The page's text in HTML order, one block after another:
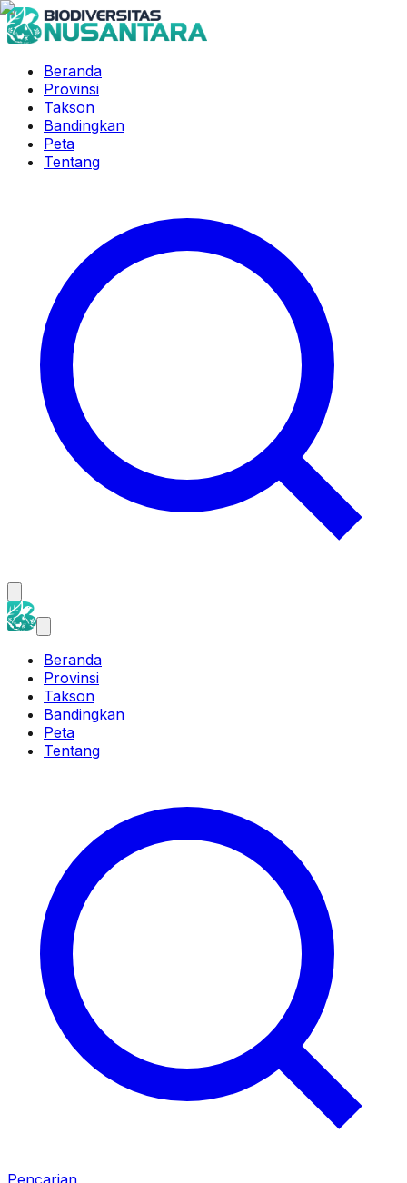
Beranda
Provinsi
Takson
Bandingkan
Peta
Tentang
Beranda
Provinsi
Takson
Bandingkan
Peta
Tentang
Pencarian